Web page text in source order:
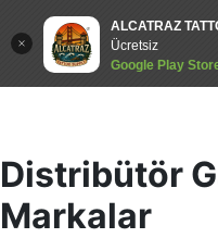
ALCATRAZ
Ücretsiz
Google Play
Distribütör
Markalar